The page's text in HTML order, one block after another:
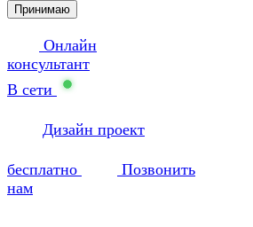
Принимаю
Онлайн
консультант
В сети
Дизайн проект
бесплатно
Позвонить
нам